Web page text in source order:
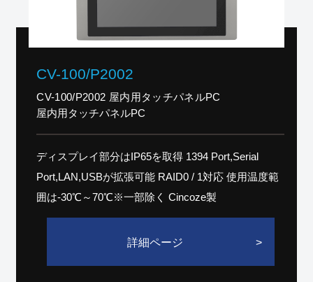
CV-100/P2002
CV-100/P2002 屋内用タッチパネルPC
屋内用タッチパネルPC
ディスプレイ部分はIP65を取得 1394 Port,Serial
Port,LAN,USBが拡張可能 RAID0 / 1対応 使用温度範
囲は-30℃～70℃※一部除く Cincoze製
詳細ページ